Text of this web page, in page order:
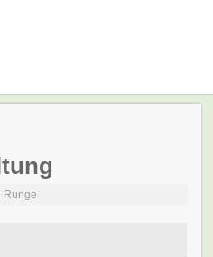
Runge